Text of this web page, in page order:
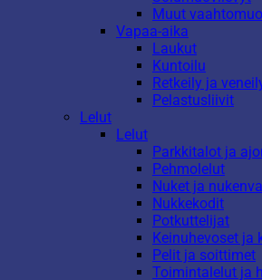
Muut
Vapaa-aika
Laukut
Kuntoilu
Retkeily ja
Pelastusliivit
Lelut
Lelut
Parkkitalot ja
Pehmolelut
Nuket ja
Nukkekodit
Potkuttelijat
Keinuhevoset ja
Pelit ja soittimet
Toimintalelut ja